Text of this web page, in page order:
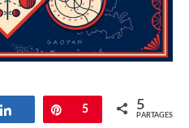
Partagez Épingle
5 5
PARTAGES